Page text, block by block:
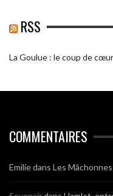
RSS
La Goulue : le coup de
COMMENTAIRES
Emiliedans Les